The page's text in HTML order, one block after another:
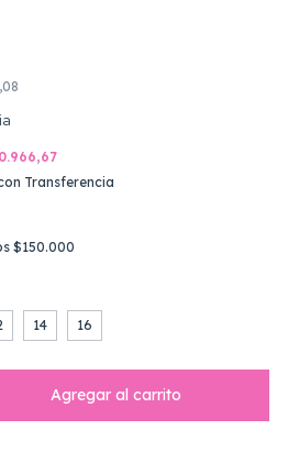
Transferencia
$150.000
14 16